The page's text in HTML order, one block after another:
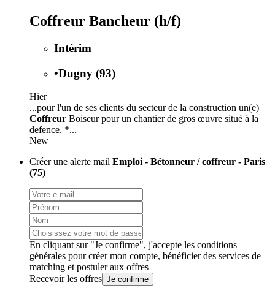
Coffreur Bancheur (h/f)
Intérim
•Dugny (93)
Hier
...pour l'un de ses clients du secteur de la construction un(e)
Coffreur Boiseur pour un chantier de gros œuvre situé à la
defence. *...
New
Créer une alerte mail Emploi - Bétonneur / coffreur - Paris
(75)
En cliquant sur "Je confirme", j'accepte les conditions
générales pour créer mon compte, bénéficier des services de
matching et postuler aux offres
Recevoir les offres Je confirme